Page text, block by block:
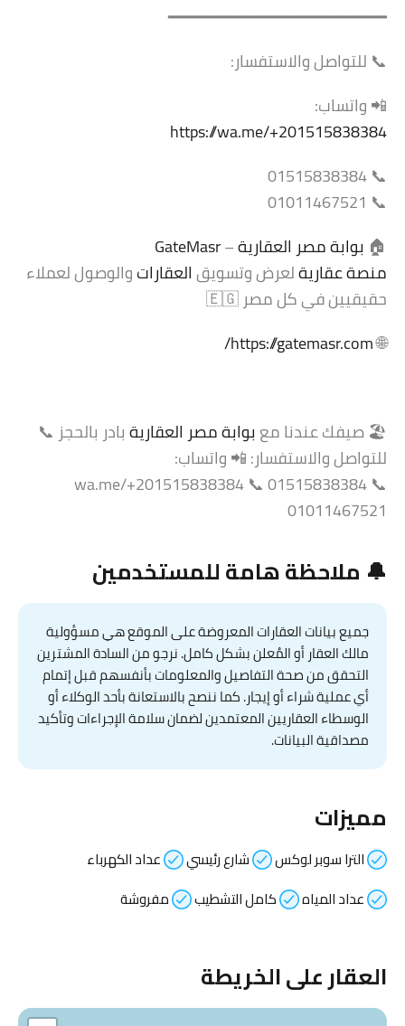
━━━━━━━━━━━━━━━━━━━━━━
📞 للتواصل والاستفسار:
📲 واتساب:
https://wa.me/+201515838384
📞 01515838384
📞 01011467521
🏠 بوابة مصر العقارية–
GateMasr
منصة عقاريةلعرض وتسويقالعقاراتوالوصول لعملاء
حقيقيين في كل مصر 🇪🇬
🌐
https://gatemasr.com/
🏖️ صيفك عندنا معبوابة مصر العقاريةبادر بالحجز 📞
للتواصل والاستفسار: 📲 واتساب:
wa.me/+201515838384 📞 01515838384 📞
01011467521
🔔 ملاحظة هامة للمستخدمين
جميع بيانات العقارات المعروضة على الموقع هي مسؤولية
مالك العقار أو المُعلن بشكل كامل. نرجو من السادة المشترين
التحقق من صحة التفاصيل والمعلومات بأنفسهم قبل إتمام
أي عملية شراء أو إيجار. كما ننصح بالاستعانة بأحد الوكلاء أو
الوسطاء العقاريين المعتمدين لضمان سلامة الإجراءات وتأكيد
مصداقية البيانات.
مميزات
الترا سوبر لوكس شارع رئيسي
عداد الكهرباء
عداد المياه
كامل التشطيب مفروشة
العقار على الخريطة